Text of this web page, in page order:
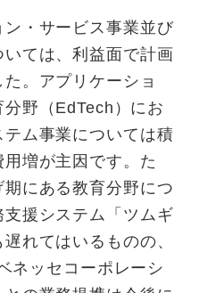
・サービス事業並び
ては、利益面で計画
。アプリケーショ
野（EdTech）にお
ム事業については積
増が主因です。た
にある教育分野につ
援システム「ツムギ
れてはいるものの、
ネッセコーポレーシ